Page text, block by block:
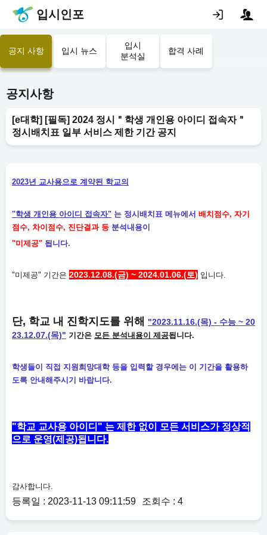
입시인포
공지 사항 입시 뉴스
입시
분석실
합격 사례
공지사항
[e대학] [필독] 2024 정시＂학생 개인용 아이디 접속자＂
정시배치표 일부 서비스 제한 기간 공지
2023년 교사용으로 계약된 학교의
"학생 개인용 아이디 접속자" 는 정시배치표 메뉴에서 배치점수, 자기
점수, 차이점수, 진단결과 등 분석내용이
"미제공" 됩니다.
"미제공" 기간은 2023.12.08.(금) ~ 2024.01.06.(토) 입니다.
단, 학교 내 진학지도를 위해
"2023.11.16.(목) - 수능 ~ 20
23.12.07.(목)" 기간은 모든 분석내용이 제공됩니다.
학생들이 직접 지원희망대학 등을 입력할 경우에는 이 기간을 활용하
도록 안내해주시기 바랍니다.
"학교 교사용 아이디" 는 제한 없이 모든 서비스가 정상적
으로 운영(제공)됩니다.
감사합니다.
등록일 : 2023-11-13 09:11:59 조회수 : 4